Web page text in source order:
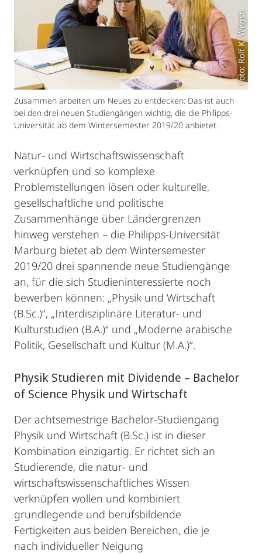
Foto: Rolf K. Wegst
Zusammen arbeiten um Neues zu entdecken: Das ist auch
bei den drei neuen Studiengängen wichtig, die die Philipps-
Universität ab dem Wintersemester 2019/20 anbietet.
Natur- und Wirtschaftswissenschaft
verknüpfen und so komplexe
Problemstellungen lösen oder kulturelle,
gesellschaftliche und politische
Zusammenhänge über Ländergrenzen
hinweg verstehen – die Philipps-Universität
Marburg bietet ab dem Wintersemester
2019/20 drei spannende neue Studiengänge
an, für die sich Studieninteressierte noch
bewerben können: „Physik und Wirtschaft
(B.Sc.)“, „Interdisziplinäre Literatur- und
Kulturstudien (B.A.)“ und „Moderne arabische
Politik, Gesellschaft und Kultur (M.A.)“.
Physik Studieren mit Dividende – Bachelor
of Science Physik und Wirtschaft
Der achtsemestrige Bachelor-Studiengang
Physik und Wirtschaft (B.Sc.) ist in dieser
Kombination einzigartig. Er richtet sich an
Studierende, die natur- und
wirtschaftswissenschaftliches Wissen
verknüpfen wollen und kombiniert
grundlegende und berufsbildende
Fertigkeiten aus beiden Bereichen, die je
nach individueller Neigung